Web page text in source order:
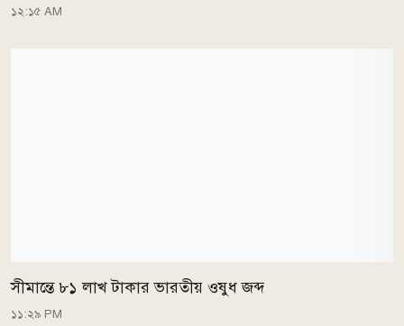
১২:১৫ AM
সীমান্তে ৮১ লাখ টাকার ভারতীয় ওষুধ জব্দ
১১:২৯ PM